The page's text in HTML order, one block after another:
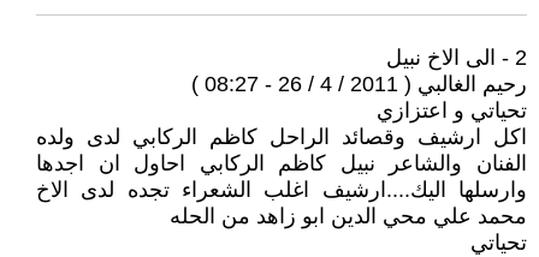
2 - الى الاخ نبيل
رحيم الغالبي ( 2011 / 4 / 26 - 08:27 )
تحياتي و اعتزازي
اكل ارشيف وقصائد الراحل كاظم الركابي لدى ولده
الفنان والشاعر نبيل كاظم الركابي احاول ان اجدها
وارسلها اليك....ارشيف اغلب الشعراء تجده لدى الاخ
محمد علي محي الدين ابو زاهد من الحله
تحياتي